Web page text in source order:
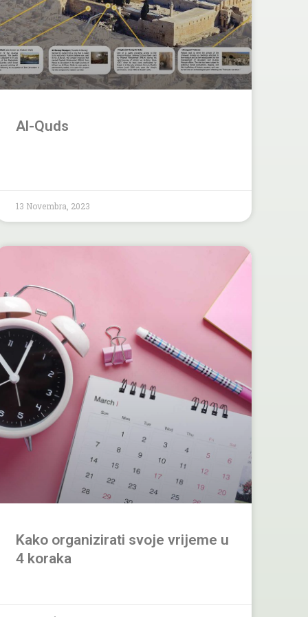
Al-Quds
13 Novembra, 2023
Kako organizirati svoje vrijeme u
4 koraka